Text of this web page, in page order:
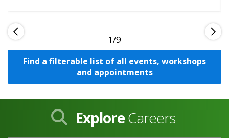
1
Find a filterable list of all events, workshops
and appointments
ExploreCareers